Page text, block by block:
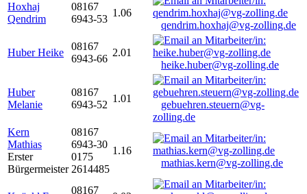
Hoxhaj
Qendrim
08167
6943-53
1.06
qendrim.hoxhaj@vg-zolling.de
Huber Heike
08167
6943-66
2.01
heike.huber@vg-zolling.de
Huber
Melanie
08167
6943-52
1.01
gebuehren.steuern@vg-
zolling.de
Kern
Mathias
Erster
Bürgermeister
08167
6943-30
0175
2614485
1.16
mathias.kern@vg-zolling.de
08167